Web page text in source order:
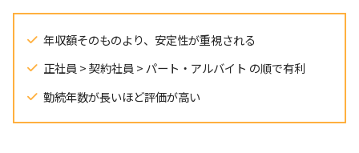
年収額そのものより、安定性が重視される
正社員 > 契約社員 > パート・アルバイト の順で有利
勤続年数が長いほど評価が高い